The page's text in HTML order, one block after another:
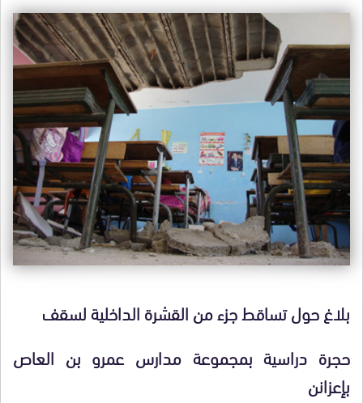
بلاغ حول تساقط جزء من القشرة الداخلية لسقف
حجرة دراسية بمجموعة مدارس عمرو بن العاص
بإعزانن